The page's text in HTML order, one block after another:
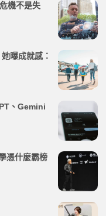
機不是失
曝成就感：
、Gemini
憑什麼霸榜